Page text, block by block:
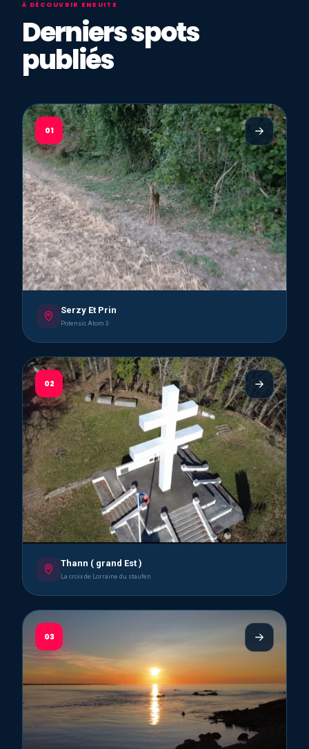
À DÉCOUVRIR ENSUITE
Derniers spots
publiés
01
Serzy Et Prin
Potensic Atom 3
02
Thann ( grand Est )
La croix de Lorraine du staufen
03